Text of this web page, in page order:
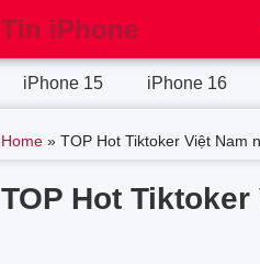
Tin iPhone
iPhone 15 iPhone 16
Home » TOP Hot Tiktoker Việt Nam
TOP Hot